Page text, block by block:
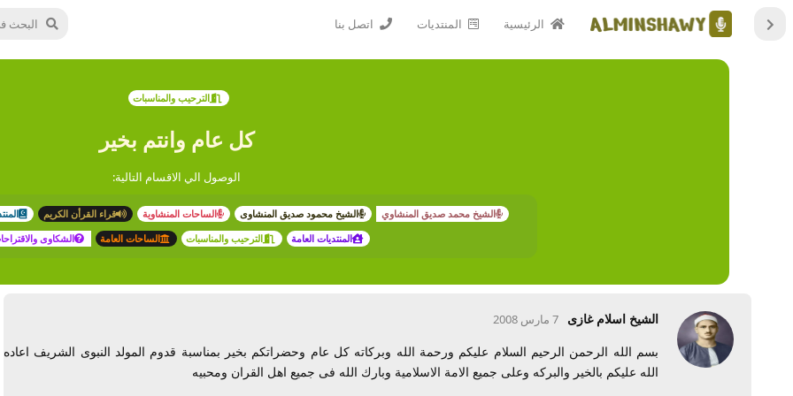
الرئيسية المنتديات اتصل بنا
الترحيب والمناسبات
كل عام وانتم بخير
الوصول الي الاقسام التالية:
الشيخ محمد صديق المنشاوي الشيخ محمود صديق المنشاوى الساحات المنشاوية قراء القرأن الكريم
المنتديات العامة
الترحيب والمناسبات الساحات العامة الشكاوى
الشيخ اسلام غازى 7 مارس 2008
بسم الله الرحمن الرحيم السلام عليكم ورحمة الله وبركاته كل عام وحضراتكم بخير بمناسبة قدوم المولد النبوى الشريف اعاده
الله عليكم بالخير والبركه وعلى جميع الامة الاسلامية وبارك الله فى جميع اهل القران ومحبيه